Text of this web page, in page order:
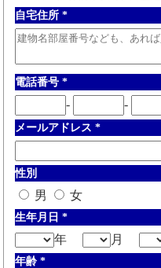
自宅住所 *
電話番号 *
- -
メールアドレス *
性別
男 女
生年月日 *
年 月
年齢 *